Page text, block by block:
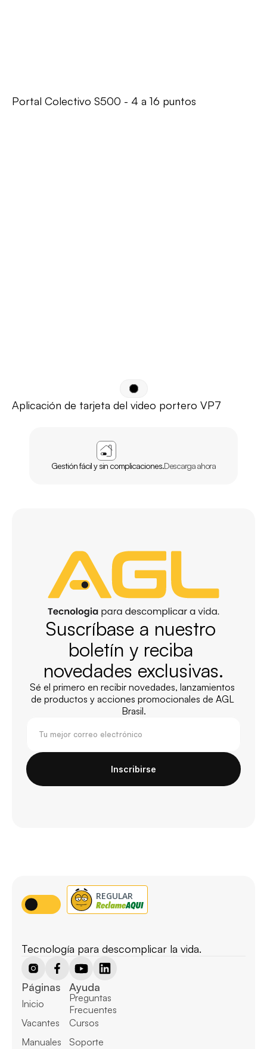
Portal Colectivo S500 - 4 a 16 puntos
Aplicación de tarjeta del video portero VP7
Gestión fácil y sin complicaciones.Descarga ahora
Suscríbase a nuestro
boletín y reciba
novedades exclusivas.
Sé el primero en recibir novedades, lanzamientos
de productos y acciones promocionales de AGL
Brasil.
Inscribirse
Tecnología para descomplicar la vida.
Páginas
Inicio
Vacantes
Manuales
Ayuda
Preguntas
Frecuentes
Cursos
Soporte